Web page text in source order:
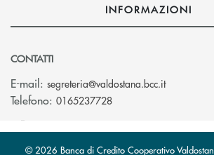
INFORMAZIONI
CONTATTI
E-mail: segreteria@valdostana.bcc.it(si apre
Telefono: 0165237728
© 2026 Banca di Credito Cooperativo